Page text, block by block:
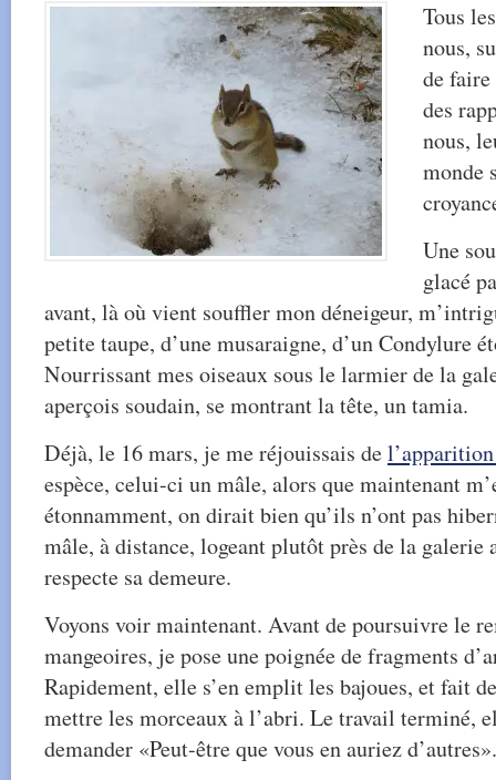
Tous
nous,
de
des
nous,
monde
Une
glacé
avant, là où vient souffler mon déneigeur,
petite taupe, d’une musaraigne, d’un Condylure
Nourrissant mes oiseaux sous le larmier de la
aperçois soudain, se montrant la tête, un tamia.
Déjà, le 16 mars, je me réjouissais de
espèce, celui-ci un mâle, alors que maintenant
étonnamment, on dirait bien qu’ils n’ont pas
mâle, à distance, logeant plutôt près de la galerie
respecte sa demeure.
Voyons voir maintenant. Avant de poursuivre le
mangeoires, je pose une poignée de fragments
Rapidement, elle s’en emplit les bajoues, et fait
mettre les morceaux à l’abri. Le travail terminé,
demander «Peut-être que vous en auriez d’autres».